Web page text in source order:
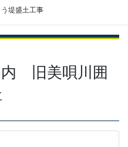
堤盛土工事
内 旧美唄川囲